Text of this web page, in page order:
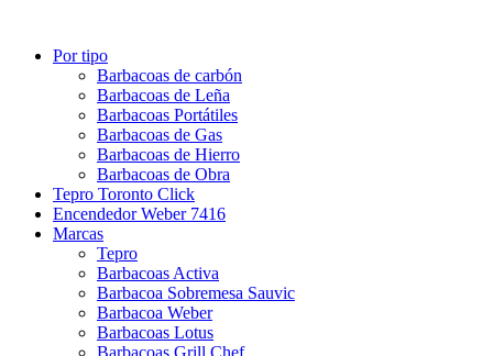
Por tipo
Barbacoas de carbón
Barbacoas de Leña
Barbacoas Portátiles
Barbacoas de Gas
Barbacoas de Hierro
Barbacoas de Obra
Tepro Toronto Click
Encendedor Weber 7416
Marcas
Tepro
Barbacoas Activa
Barbacoa Sobremesa Sauvic
Barbacoa Weber
Barbacoas Lotus
Barbacoas Grill Chef